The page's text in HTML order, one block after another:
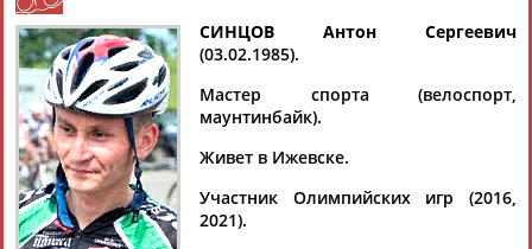
Найдено: 13181персон Расширенный поиск
Аслаудин
АБАЕВ
Елена
АБАИМОВА
АБАКУМОВА
АБАЛАКИНА
Маунтинбайк
СИНЦОВ Антон Сергеевич
(03.02.1985).
Мастер спорта (велоспорт,
маунтинбайк).
Живет в Ижевске.
Участник Олимпийских игр (2016,
2021).